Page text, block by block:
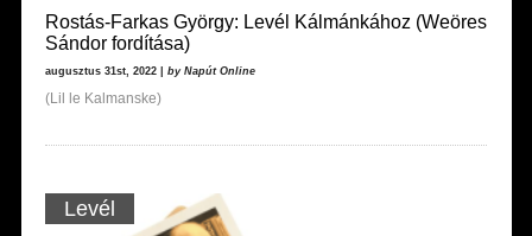
Rostás-Farkas György: Levél Kálmánkához (Weöres
Sándor fordítása)
augusztus 31st, 2022 | by Napút Online
(Lil le Kalmanske)
Levél